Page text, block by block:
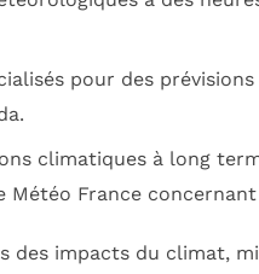
pour des
climatiques à long
Météo France
des impacts du climat,